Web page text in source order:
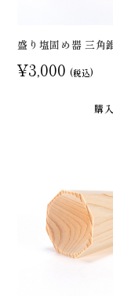
盛り塩固め器 三角
¥3,000 (税込)
購